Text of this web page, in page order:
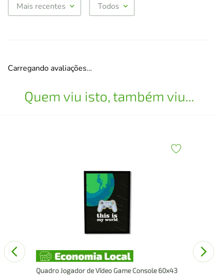
Mais recentes Todos
Carregando avaliações…
Quem viu isto, também viu...
Quadro Jogador de Vídeo Game Console 60x43